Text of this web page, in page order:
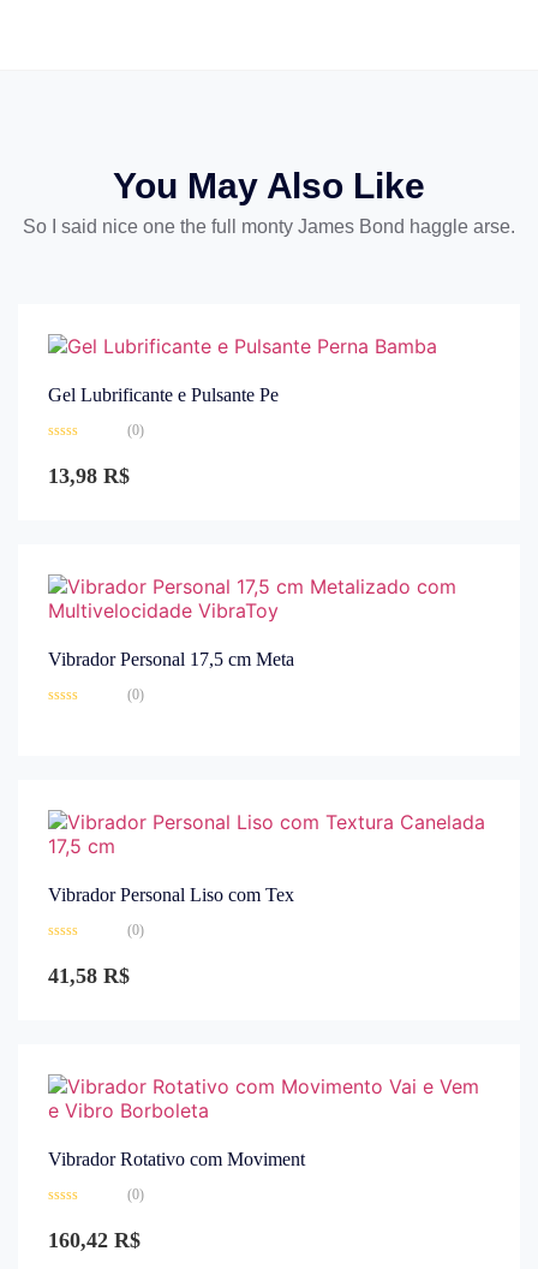
You May Also Like
So I said nice one the full monty James Bond haggle arse.
Gel Lubrificante e Pulsante Pe
0
de
(0)
13,98 R$
Vibrador Personal 17,5 cm Meta
(0)
Vibrador Personal Liso com Tex
0
de
(0)
41,58 R$
Vibrador Rotativo com Moviment
0
de
(0)
160,42 R$